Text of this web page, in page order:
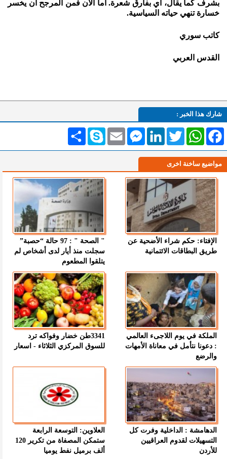
بشرف كما يقال، أي بفارق شعرة. أما الآن فمن المرجح أن يخسر
خسارة تنهي حياته السياسية.
كاتب سوري
القدس العربي
شارك هذا الخبر :
انشر Skype Email
MessengerLinkedInTwitterWhatsAppFacebook
مواضيع ساخنة اخرى
الإفتاء: حكم شراء الأضحية عن
طريق البطاقات الائتمانية
" الصحة " : 97 حالة “حصبة”
سجلت منذ أيار لدى أشخاص لم
يتلقوا المطعوم
الملكة في يوم اللاجىء العالمي
: دعونا نتأمل في معاناة الأمهات
والرضع
3341طن خضار وفواكه ترد
للسوق المركزي الثلاثاء - اسعار
الدهامشة : الداخلية وفرت كل
التسهيلات لقدوم العراقيين
للأردن
العلاوين: التوسعة الرابعة
ستمكن المصفاة من تكرير 120
ألف برميل نفط يوميا